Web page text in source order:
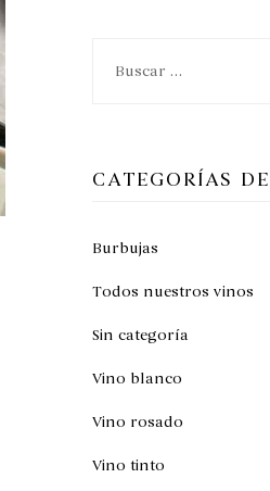
CATEGORÍAS
Burbujas
Todos nuestros vinos
Sin categoría
Vino blanco
Vino rosado
Vino tinto